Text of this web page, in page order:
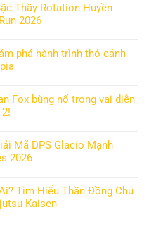
Thầy Rotation Huyền
2026
phá hành trình thỏ cảnh
Fox bùng nổ trong vai diễn
Mã DPS Glacio Mạnh
2026
Tìm Hiểu Thần Đồng Chú
Kaisen